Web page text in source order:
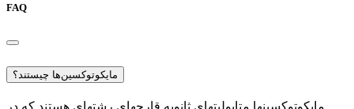
FAQ
مایکوتوکسین‌ها چیستند؟
مایکوتوکسین­ها متابولیت­های ثانویه قارچ­های رشته­ای هستند که در